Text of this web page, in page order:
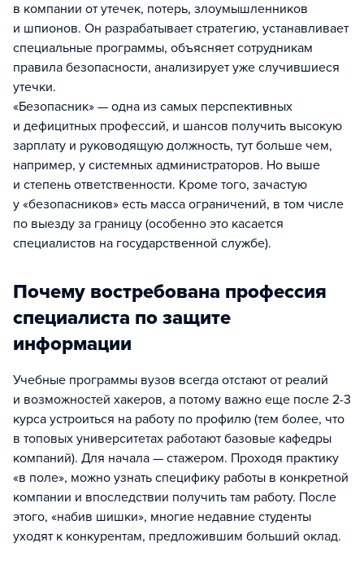
в компании от утечек, потерь, злоумышленников
и шпионов. Он разрабатывает стратегию, устанавливает
специальные программы, объясняет сотрудникам
правила безопасности, анализирует уже случившиеся
утечки.
«Безопасник» — одна из самых перспективных
и дефицитных профессий, и шансов получить высокую
зарплату и руководящую должность, тут больше чем,
например, у системных администраторов. Но выше
и степень ответственности. Кроме того, зачастую
у «безопасников» есть масса ограничений, в том числе
по выезду за границу (особенно это касается
специалистов на государственной службе).
Почему востребована профессия
специалиста по защите
информации
Учебные программы вузов всегда отстают от реалий
и возможностей хакеров, а потому важно еще после 2-3
курса устроиться на работу по профилю (тем более, что
в топовых университетах работают базовые кафедры
компаний). Для начала — стажером. Проходя практику
«в поле», можно узнать специфику работы в конкретной
компании и впоследствии получить там работу. После
этого, «набив шишки», многие недавние студенты
уходят к конкурентам, предложившим больший оклад.